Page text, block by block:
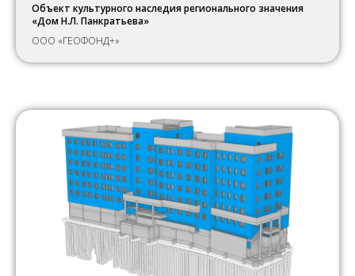
Объект культурного наследия регионального значения
«Дом Н.Л. Панкратьева»
ООО «ГЕОФОНД+»